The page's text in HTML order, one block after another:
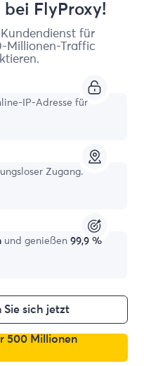
Proxy
mehr
FlyProxy!
für
Millionen-Traffic
IP-Adresse für
Zugang.
und genießen99,9 %
Sie sich jetzt
500 Millionen